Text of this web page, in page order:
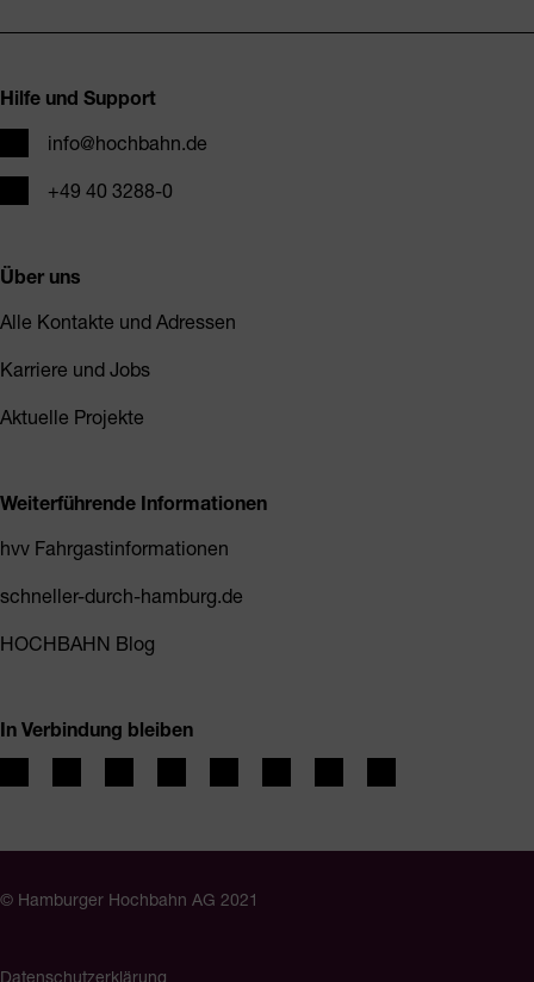
Hilfe und Support
E-Mailinfo@hochbahn.de
Telefon+49 40 3288-0
Über uns
Alle Kontakte und Adressen
Karriere und Jobs
Aktuelle Projekte
Weiterführende Informationen
hvv Fahrgastinformationen
schneller-durch-hamburg.de
HOCHBAHN Blog
In Verbindung bleiben
© Hamburger Hochbahn AG 2021
Datenschutzerklärung